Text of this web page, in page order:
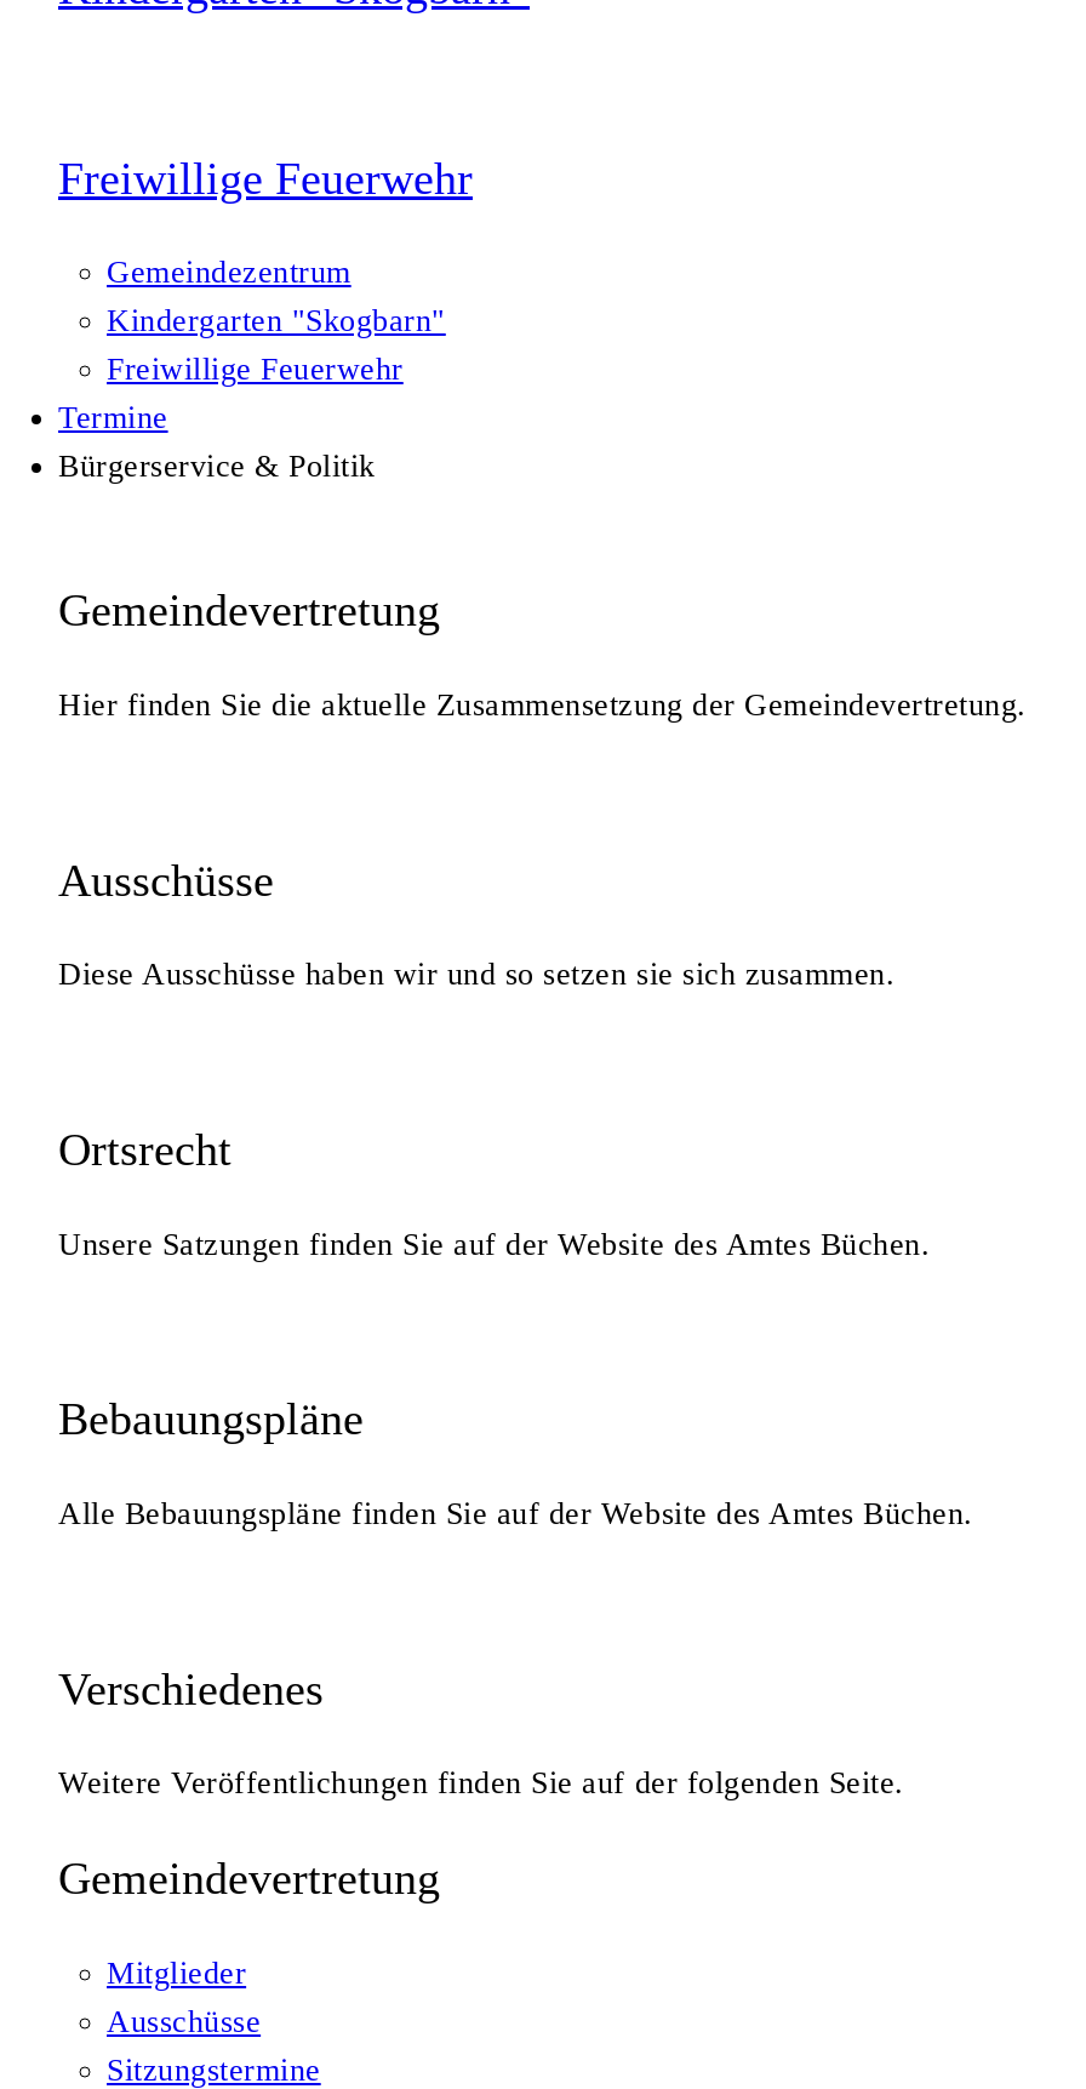
Freiwillige Feuerwehr
Gemeindezentrum
Kindergarten "Skogbarn"
Freiwillige Feuerwehr
Termine
Bürgerservice & Politik
Gemeindevertretung
Hier finden Sie die aktuelle Zusammensetzung der Gemeindevertretung.
Ausschüsse
Diese Ausschüsse haben wir und so setzen sie sich zusammen.
Ortsrecht
Unsere Satzungen finden Sie auf der Website des Amtes Büchen.
Bebauungspläne
Alle Bebauungspläne finden Sie auf der Website des Amtes Büchen.
Verschiedenes
Weitere Veröffentlichungen finden Sie auf der folgenden Seite.
Gemeindevertretung
Mitglieder
Ausschüsse
Sitzungstermine